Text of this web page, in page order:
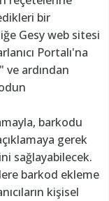
bir
Gesy web sitesi
Portalı'na
ve ardından
barkodu
gerek
sağlayabilecek.
barkod ekleme
kişisel